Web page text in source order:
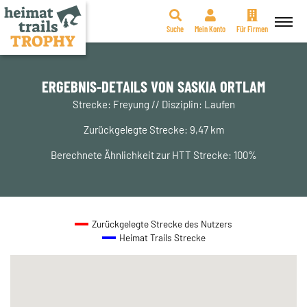
Zum
Suche Mein Konto Für Firmen
ERGEBNIS-DETAILS VON SASKIA ORTLAM
Strecke: Freyung // Disziplin: Laufen
Zurückgelegte Strecke: 9,47 km
Berechnete Ähnlichkeit zur HTT Strecke: 100%
Zurückgelegte Strecke des Nutzers
Heimat Trails Strecke